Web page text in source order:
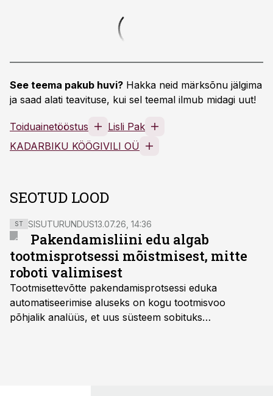
See teema pakub huvi? Hakka neid märksõnu jälgima
ja saad alati teavituse, kui sel teemal ilmub midagi uut!
Toiduainetööstus
Lisli Pak
KADARBIKU KÖÖGIVILI OÜ
SEOTUD LOOD
ST SISUTURUNDUS13.07.26, 14:36
Pakendamisliini edu algab
tootmisprotsessi mõistmisest, mitte
roboti valimisest
Tootmisettevõtte pakendamisprotsessi eduka
automatiseerimise aluseks on kogu tootmisvoo
põhjalik analüüs, et uus süsteem sobituks